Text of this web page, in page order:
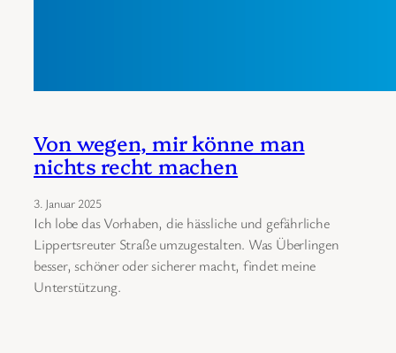
Von wegen, mir könne man
nichts recht machen
3. Januar 2025
Ich lobe das Vorhaben, die hässliche und gefährliche
Lippertsreuter Straße umzugestalten. Was Überlingen
besser, schöner oder sicherer macht, findet meine
Unterstützung.